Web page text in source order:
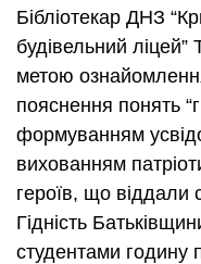
Бібліотекар ДНЗ
будівельний ліцей”
метою
пояснення понять
формуванням
вихованням
героїв, що віддали
Гідність
студентами годину